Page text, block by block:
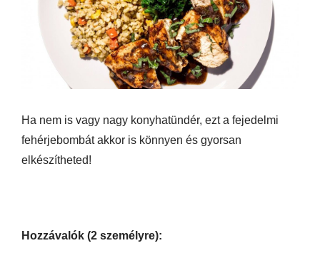
Ha nem is vagy nagy konyhatündér, ezt a fejedelmi
fehérjebombát akkor is könnyen és gyorsan
elkészítheted!
Hozzávalók (2 személyre):